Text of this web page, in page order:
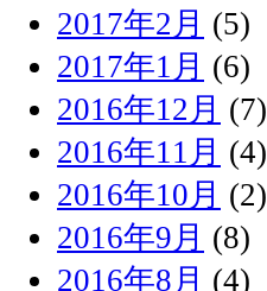
2017年2月 (5)
2017年1月 (6)
2016年12月 (7)
2016年11月 (4)
2016年10月 (2)
2016年9月 (8)
2016年8月 (4)